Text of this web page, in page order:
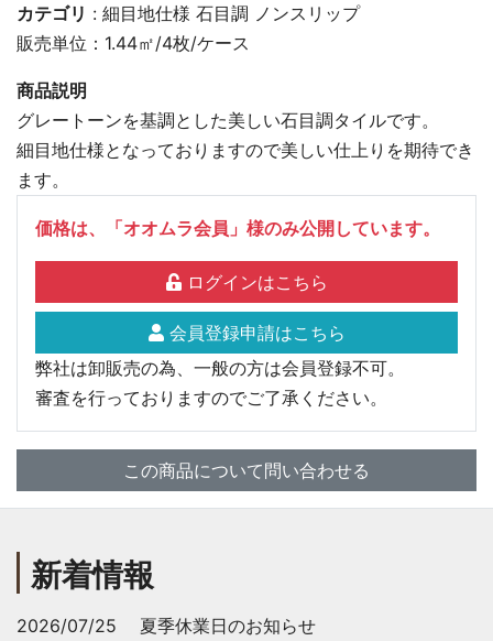
カテゴリ : 細目地仕様 石目調 ノンスリップ
販売単位：1.44㎡/4枚/ケース
商品説明
グレートーンを基調とした美しい石目調タイルです。
細目地仕様となっておりますので美しい仕上りを期待でき
ます。
価格は、「オオムラ会員」様のみ公開しています。
ログインはこちら
会員登録申請はこちら
弊社は卸販売の為、一般の方は会員登録不可。
審査を行っておりますのでご了承ください。
この商品について問い合わせる
新着情報
2026/07/25 夏季休業日のお知らせ